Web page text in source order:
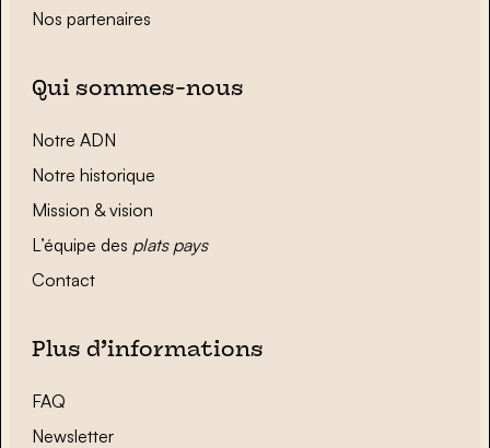
Nos partenaires
Qui sommes-nous
Notre ADN
Notre historique
Mission & vision
L’équipe des plats pays
Contact
Plus d’informations
FAQ
Newsletter